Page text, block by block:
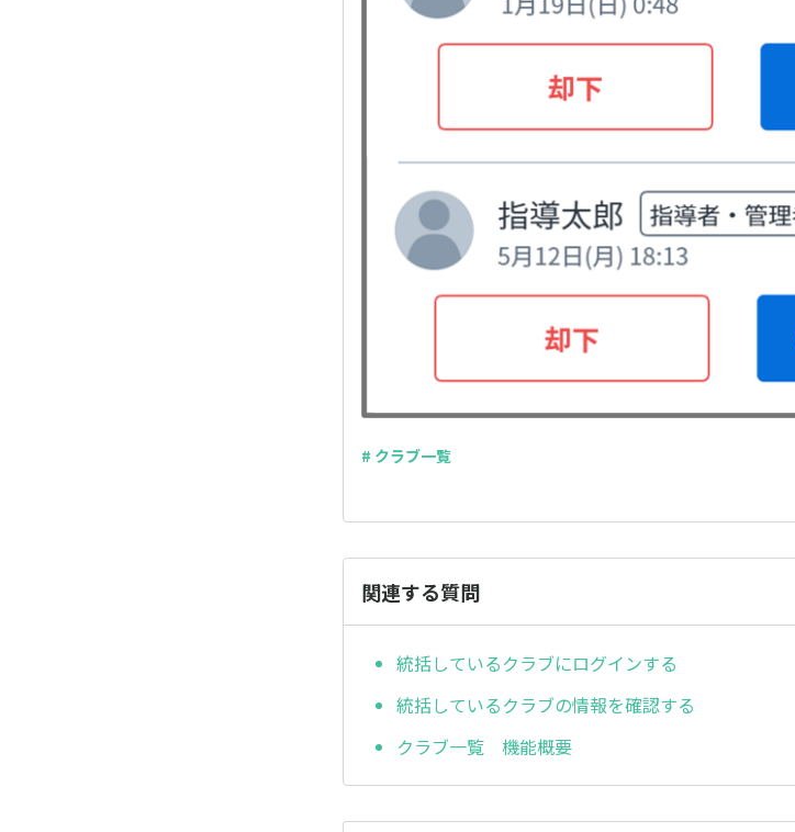
# クラブ一覧
関連する質問
統括しているクラブにログインする
統括しているクラブの情報を確認する
クラブ一覧 機能概要